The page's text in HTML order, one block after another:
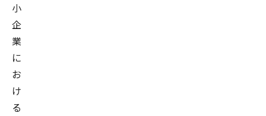
小
企
業
に
お
け
る